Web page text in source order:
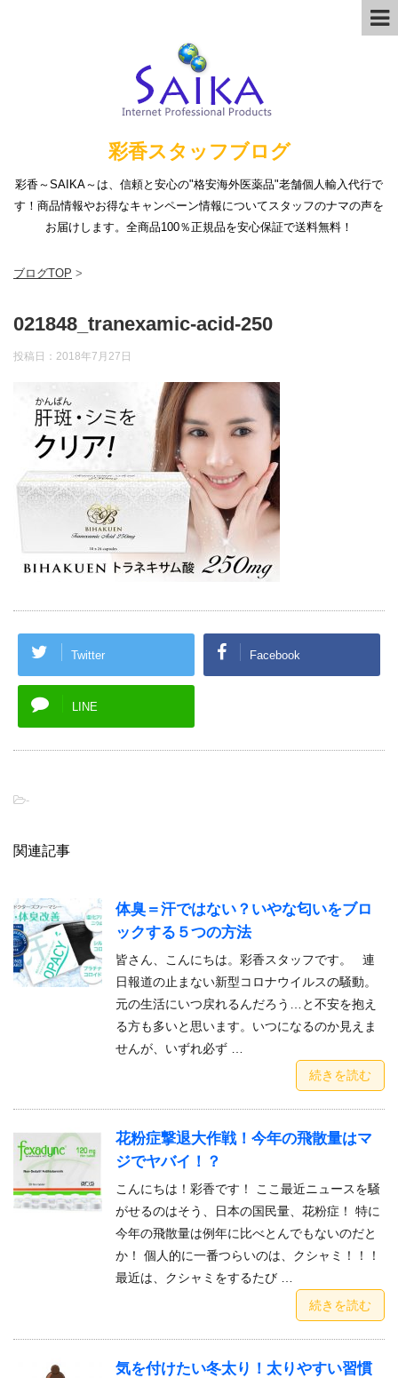
彩香スタッフブログ
彩香～SAIKA～は、信頼と安心の"格安海外医薬品"老舗個人輸入代行で
す！商品情報やお得なキャンペーン情報についてスタッフのナマの声を
お届けします。全商品100％正規品を安心保証で送料無料！
ブログTOP >
021848_tranexamic-acid-250
投稿日： 2018年7月27日
Twitter Facebook
LINE
-
関連記事
体臭＝汗ではない？いやな匂いをブロ
ックする５つの方法
皆さん、こんにちは。彩香スタッフです。 連
日報道の止まない新型コロナウイルスの騒動。
元の生活にいつ戻れるんだろう…と不安を抱え
る方も多いと思います。いつになるのか見えま
せんが、いずれ必ず …
続きを読む
花粉症撃退大作戦！今年の飛散量はマ
ジでヤバイ！？
こんにちは！彩香です！ ここ最近ニュースを騒
がせるのはそう、日本の国民量、花粉症！ 特に
今年の飛散量は例年に比べとんでもないのだと
か！ 個人的に一番つらいのは、クシャミ！！！
最近は、クシャミをするたび …
続きを読む
気を付けたい冬太り！太りやすい習慣